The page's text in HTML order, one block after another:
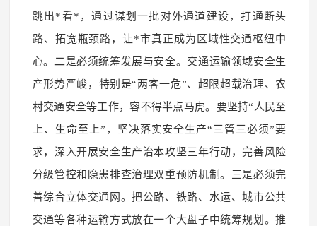
跳出*看*，通过谋划一批对外通道建设，打通断头
路、拓宽瓶颈路，让*市真正成为区域性交通枢纽中
心。二是必须统筹发展与安全。交通运输领域安全生
产形势严峻，特别是“两客一危”、超限超载治理、农
村交通安全等工作，容不得半点马虎。要坚持“人民至
上、生命至上”，坚决落实安全生产“三管三必须”要
求，深入开展安全生产治本攻坚三年行动，完善风险
分级管控和隐患排查治理双重预防机制。三是必须完
善综合立体交通网。把公路、铁路、水运、城市公共
交通等各种运输方式放在一个大盘子中统筹规划。推